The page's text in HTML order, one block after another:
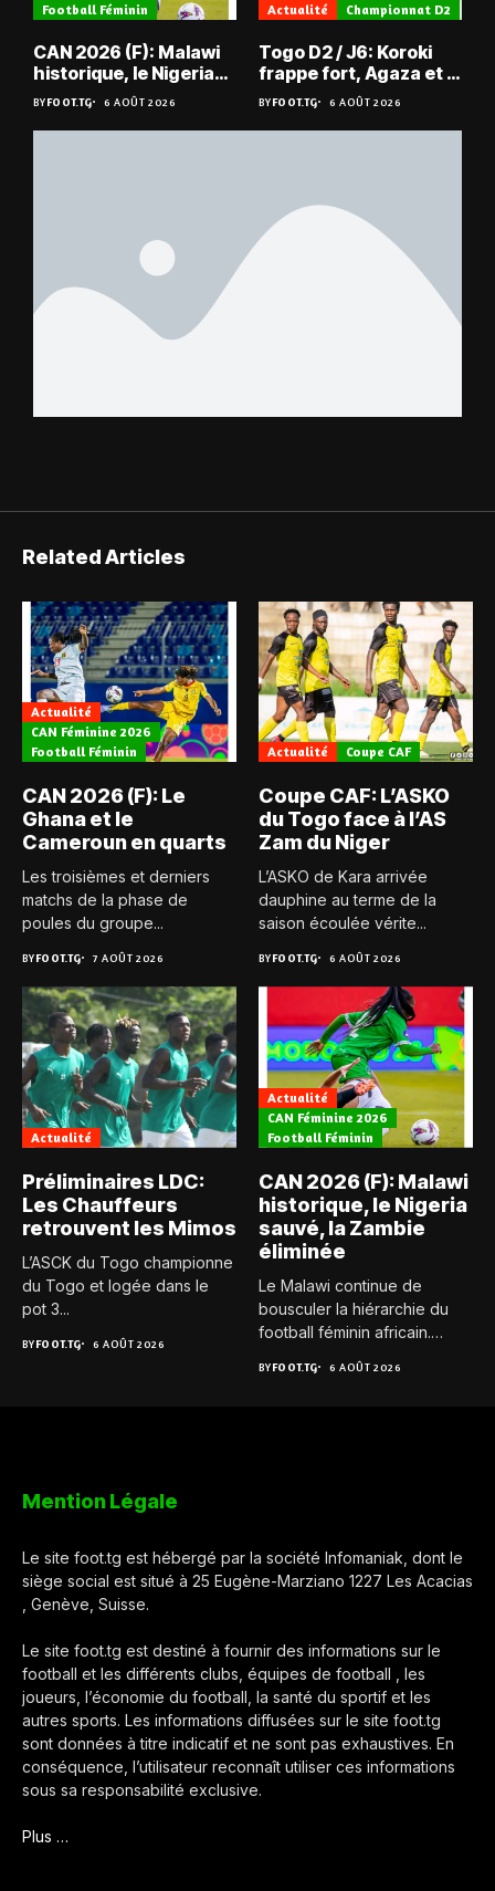
Football Féminin
CAN 2026 (F): Malawi
historique, le Nigeria
sauvé, la Zambie
éliminée
BYFOOT.TG 6 AOÛT 2026
Actualité Championnat D2
Togo D2 / J6: Koroki
frappe fort, Agaza et la
JCA assurent,
suspense avant Sara
FC – Doumbé FC
BYFOOT.TG 6 AOÛT 2026
Related Articles
Actualité
CAN Féminine 2026
Football Féminin
CAN 2026 (F): Le
Ghana et le
Cameroun en quarts
Les troisièmes et derniers
matchs de la phase de
poules du groupe...
BYFOOT.TG 7 AOÛT 2026
Actualité Coupe CAF
Coupe CAF: L’ASKO
du Togo face à l’AS
Zam du Niger
L’ASKO de Kara arrivée
dauphine au terme de la
saison écoulée vérite...
BYFOOT.TG 6 AOÛT 2026
Actualité
Préliminaires LDC:
Les Chauffeurs
retrouvent les Mimos
L’ASCK du Togo championne
du Togo et logée dans le
pot 3...
BYFOOT.TG 6 AOÛT 2026
Actualité
CAN Féminine 2026
Football Féminin
CAN 2026 (F): Malawi
historique, le Nigeria
sauvé, la Zambie
éliminée
Le Malawi continue de
bousculer la hiérarchie du
football féminin africain.
BYFOOT.TG 6 AOÛT 2026
Mention Légale
Le site foot.tg est hébergé par la société Infomaniak, dont le
siège social est situé à 25 Eugène-Marziano 1227 Les Acacias
, Genève, Suisse.
Le site foot.tg est destiné à fournir des informations sur le
football et les différents clubs, équipes de football , les
joueurs, l’économie du football, la santé du sportif et les
autres sports. Les informations diffusées sur le site foot.tg
sont données à titre indicatif et ne sont pas exhaustives. En
conséquence, l’utilisateur reconnaît utiliser ces informations
sous sa responsabilité exclusive.
Plus …